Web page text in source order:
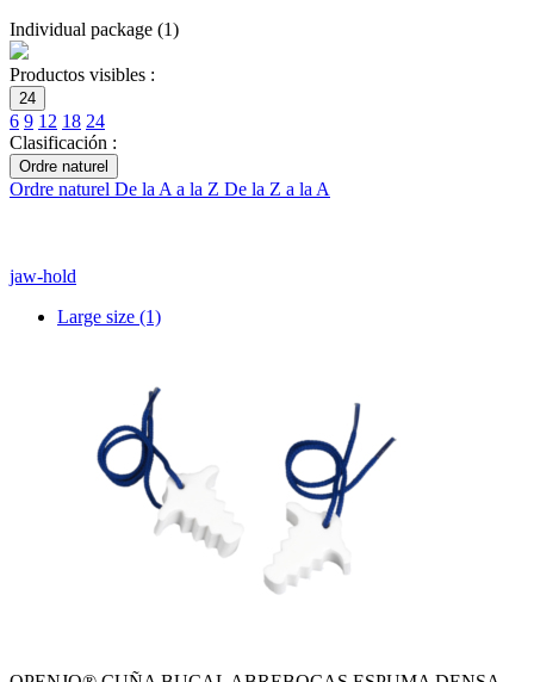
Individual package (1)
Productos visibles :
24
6 9 12 18 24
Clasificación :
Ordre naturel
Ordre naturel De la A a la Z De la Z a la A
jaw-hold
Large size (1)